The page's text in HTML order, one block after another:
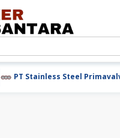
PT Stainless Steel Primavalve